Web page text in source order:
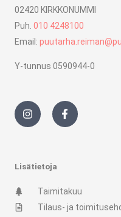
02420 KIRKKONUMMI
Puh. 010 4248100
Email:
Y-tunnus 0590944-0
I
n
s
t
r
a
F
a
c
e
f
Lisätietoja
Taimitakuu
Tilaus- ja